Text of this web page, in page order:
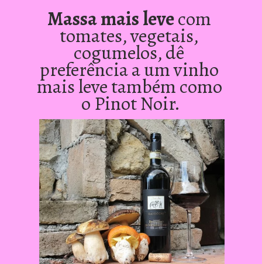
Massa mais leve com
tomates, vegetais,
cogumelos, dê
preferência a um vinho
mais leve também como
o Pinot Noir.